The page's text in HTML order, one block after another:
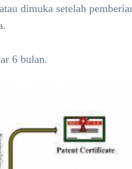
dimuka setelah
6 bulan.